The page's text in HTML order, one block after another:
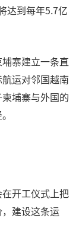
达到每年5.7亿
寨建立一条直
运对邻国越南
埔寨与外国的
开工仪式上把
建设这条运